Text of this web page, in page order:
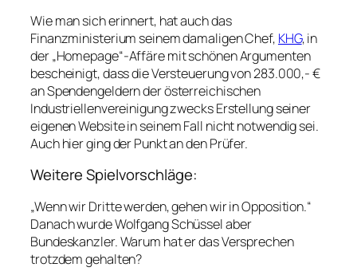
Wie man sich erinnert, hat auch das
Finanzministerium seinem damaligen Chef, KHG, in
der „Homepage“-Affäre mit schönen Argumenten
bescheinigt, dass die Versteuerung von 283.000,- €
an Spendengeldern der österreichischen
Industriellenvereinigung zwecks Erstellung seiner
eigenen Website in seinem Fall nicht notwendig sei.
Auch hier ging der Punkt an den Prüfer.
Weitere Spielvorschläge:
„Wenn wir Dritte werden, gehen wir in Opposition.“
Danach wurde Wolfgang Schüssel aber
Bundeskanzler. Warum hat er das Versprechen
trotzdem gehalten?